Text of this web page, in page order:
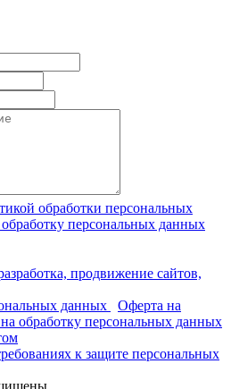
обработки персональных
персональных данных
продвижение сайтов,
данных
Оферта на
обработку персональных данных
к защите персональных